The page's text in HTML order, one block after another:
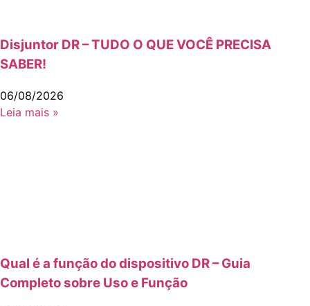
Disjuntor DR – TUDO O QUE VOCÊ PRECISA
SABER!
06/08/2026
Leia mais »
Qual é a função do dispositivo DR – Guia
Completo sobre Uso e Função